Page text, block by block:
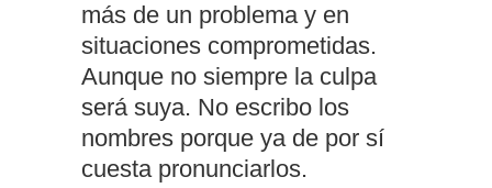
más de un problema y en
situaciones comprometidas.
Aunque no siempre la culpa
será suya. No escribo los
nombres porque ya de por sí
cuesta pronunciarlos.